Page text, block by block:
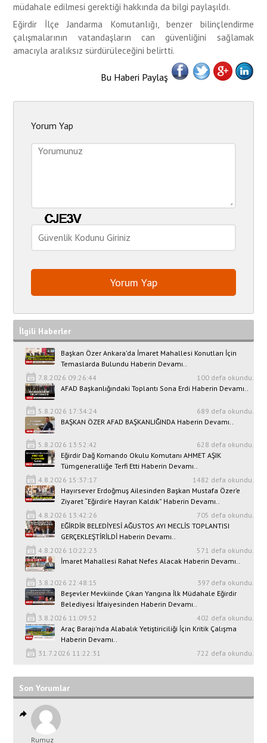
müdahale edilmesi gerektiği hakkında da bilgi paylaşıldı.
Eğirdir İlçe Jandarma Komutanlığı, benzer bilinçlendirme
çalışmalarının vatandaşların can güvenliğini sağlamak
amacıyla aralıksız sürdürüleceğini belirtti.
Bu Haberi Paylaş
Yorum Yap
İlgili Haberler
Başkan Özer Ankara’da İmaret Mahallesi Konutları İçin
Temaslarda Bulundu Haberin Devamı..
7.8.2026 09:26:44
100 defa okundu.
AFAD Başkanlığındaki Toplantı Sona Erdi Haberin Devamı..
5.8.2026 17:34:24
689 defa okundu.
BAŞKAN ÖZER AFAD BAŞKANLIĞINDA Haberin Devamı..
5.8.2026 13:52:42
628 defa okundu.
Eğirdir Dağ Komando Okulu Komutanı AHMET AŞIK
Tümgeneralliğe Terfi Etti Haberin Devamı..
4.8.2026 15:37:17
1482 defa okundu.
Hayırsever Erdoğmuş Ailesinden Başkan Mustafa Özer’e
Ziyaret “Eğirdir’e Hayran Kaldık” Haberin Devamı..
4.8.2026 13:42:26
705 defa okundu.
EĞİRDİR BELEDİYESİ AĞUSTOS AYI MECLİS TOPLANTISI
GERÇEKLEŞTİRİLDİ Haberin Devamı..
4.8.2026 10:22:23
571 defa okundu.
İmaret Mahallesi Rahat Nefes Alacak Haberin Devamı..
3.8.2026 22:48:15
397 defa okundu.
Beşevler Mevkiinde Çıkan Yangına İlk Müdahale Eğirdir
Belediyesi İtfaiyesinden Haberin Devamı..
3.8.2026 11:09:52
402 defa okundu.
Araç Barajı'nda Alabalık Yetiştiriciliği İçin Kritik Çalışma
Haberin Devamı..
31.7.2026 11:22:31
722 defa okundu.
Son Yorumlar
Rumuz